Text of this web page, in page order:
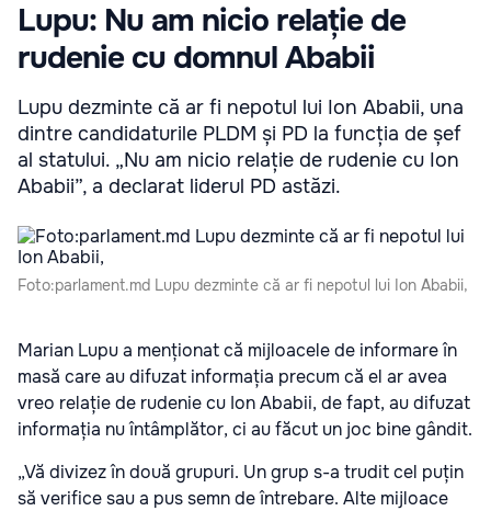
Lupu: Nu am nicio relație de
rudenie cu domnul Ababii
Lupu dezminte că ar fi nepotul lui Ion Ababii, una
dintre candidaturile PLDM și PD la funcția de șef
al statului. „Nu am nicio relație de rudenie cu Ion
Ababii”, a declarat liderul PD astăzi.
Foto:parlament.md Lupu dezminte că ar fi nepotul lui Ion Ababii,
Marian Lupu a menționat că mijloacele de informare în
masă care au difuzat informația precum că el ar avea
vreo relație de rudenie cu Ion Ababii, de fapt, au difuzat
informația nu întâmplător, ci au făcut un joc bine gândit.
„Vă divizez în două grupuri. Un grup s-a trudit cel puțin
să verifice sau a pus semn de întrebare. Alte mijloace